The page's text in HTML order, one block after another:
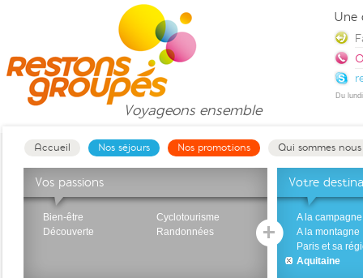
Voyageons ensemble
Accueil Nos séjours Nos promotions Qui sommes
Vos passions
Bien-être
Cyclotourisme
Découverte
Randonnées
Votre
A la campagne
A la montagne
Paris et sa
Aquitaine
Une
Du